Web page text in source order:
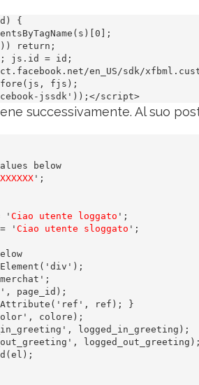
{
return;
js.id = id;
en_US/sdk/
fjs);
jssdk'));</script>
successivamente. Al suo
below
';
' Ciao utente loggato ';
' Ciao utente sloggato ';
page_id);
ref); }
colore);
logged_in_greeting);
logged_out_greeting);